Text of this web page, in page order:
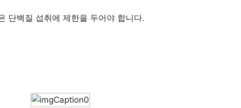
단백질 섭취에 제한을 두어야 합니다.